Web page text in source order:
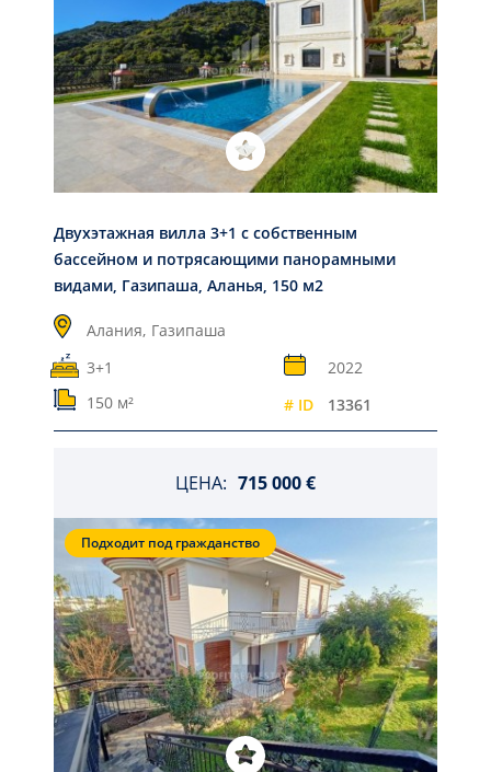
Двухэтажная вилла 3+1 с собственным
бассейном и потрясающими панорамными
видами, Газипаша, Аланья, 150 м2
Алания, Газипаша
3+1
2022
150 м²
# ID 13361
ЦЕНА: 715 000 €
Подходит под гражданство